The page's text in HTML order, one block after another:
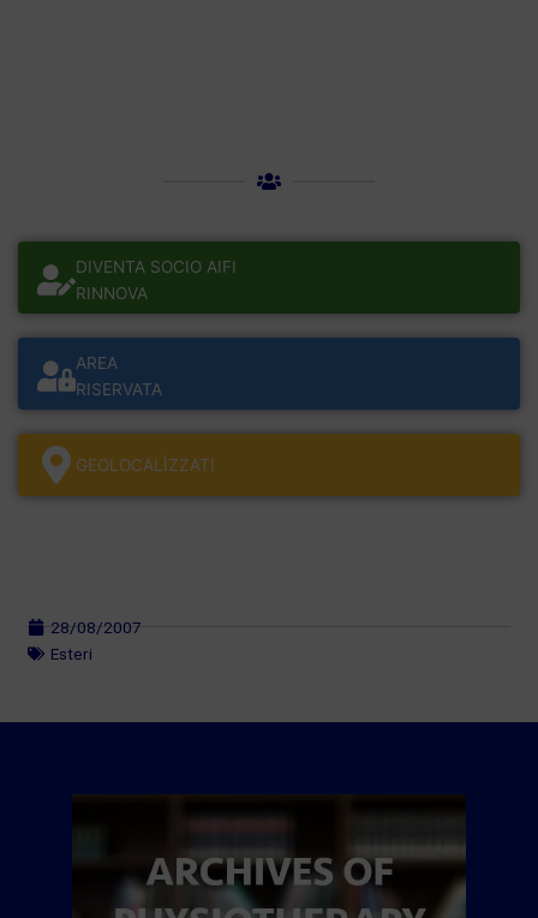
DIVENTA SOCIO AIFI
RINNOVA
AREA
RISERVATA
GEOLOCALÌZZATI
28/08/2007
Esteri